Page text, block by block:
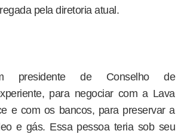
pela diretoria atual.
presidente de Conselho de
para negociar com a Lava
e com os bancos, para preservar a
e gás. Essa pessoa teria sob seu